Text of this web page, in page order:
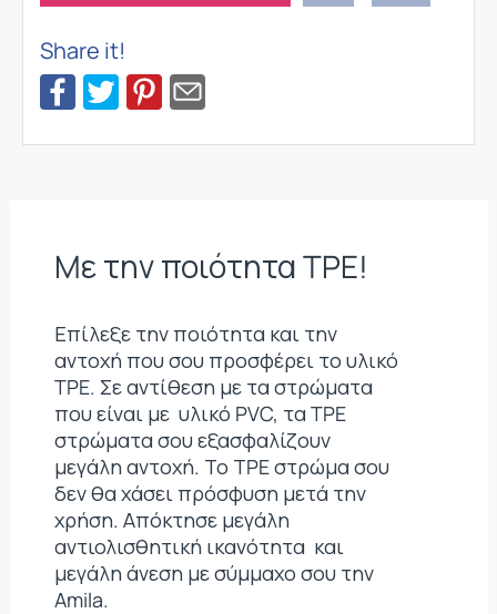
Share it!
Mε την ποιότητα TPE!
Επίλεξε την ποιότητα και την
αντοχή που σου προσφέρει το υλικό
TPE. Σε αντίθεση με τα στρώματα
που είναι με υλικό PVC, τα TPE
στρώματα σου εξασφαλίζουν
μεγάλη αντοχή. Το ΤPE στρώμα σου
δεν θα χάσει πρόσφυση μετά την
χρήση. Απόκτησε μεγάλη
αντιολισθητική ικανότητα και
μεγάλη άνεση με σύμμαχο σου την
Amila.